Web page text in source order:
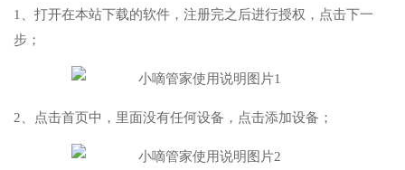
1、打开在本站下载的软件，注册完之后进行授权，点击下一
步；
2、点击首页中，里面没有任何设备，点击添加设备；